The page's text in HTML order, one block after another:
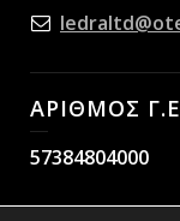
ΑΡΙΘΜΟΣ
57384804000